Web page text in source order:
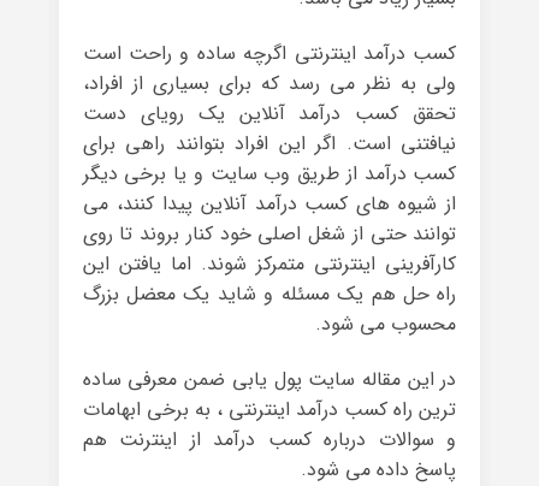
کسب درآمد اینترنتی اگرچه ساده و راحت است
ولی به نظر می رسد که برای بسیاری از افراد،
تحقق کسب درآمد آنلاین یک رویای دست
نیافتنی است. اگر این افراد بتوانند راهی برای
کسب درآمد از طریق وب سایت و یا برخی دیگر
از شیوه های کسب درآمد آنلاین پیدا کنند، می
توانند حتی از شغل اصلی خود کنار بروند تا روی
کارآفرینی اینترنتی متمرکز شوند. اما یافتن این
راه حل هم یک مسئله و شاید یک معضل بزرگ
محسوب می شود.
در این مقاله سایت پول یابی ضمن معرفی ساده
ترین راه کسب درآمد اینترنتی ، به برخی ابهامات
و سوالات درباره کسب درآمد از اینترنت هم
پاسخ داده می شود.